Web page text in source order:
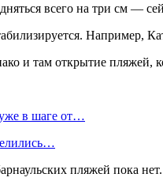
всего на три см —
Например,
и там открытие
в шаге от…
пляжей пока нет.